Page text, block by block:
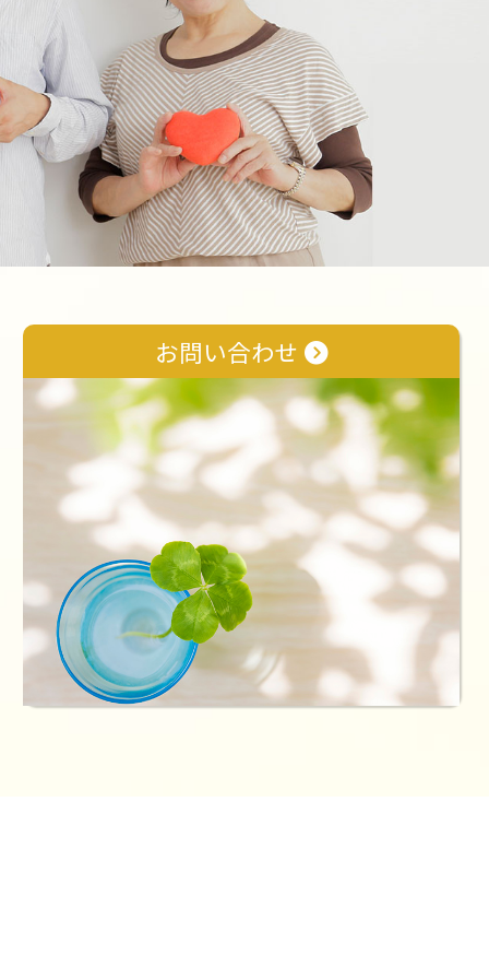
お問い合わせ